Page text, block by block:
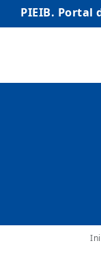
PIEIB. Portal
INICIO